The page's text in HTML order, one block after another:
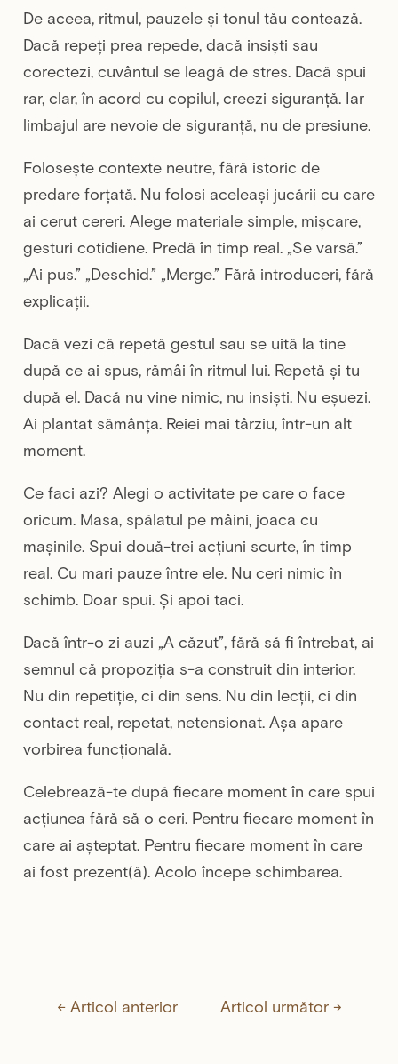
De aceea, ritmul, pauzele și tonul tău contează.
Dacă repeți prea repede, dacă insiști sau
corectezi, cuvântul se leagă de stres. Dacă spui
rar, clar, în acord cu copilul, creezi siguranță. Iar
limbajul are nevoie de siguranță, nu de presiune.
Folosește contexte neutre, fără istoric de
predare forțată. Nu folosi aceleași jucării cu care
ai cerut cereri. Alege materiale simple, mișcare,
gesturi cotidiene. Predă în timp real. „Se varsă.”
„Ai pus.” „Deschid.” „Merge.” Fără introduceri, fără
explicații.
Dacă vezi că repetă gestul sau se uită la tine
după ce ai spus, rămâi în ritmul lui. Repetă și tu
după el. Dacă nu vine nimic, nu insiști. Nu eșuezi.
Ai plantat sămânța. Reiei mai târziu, într-un alt
moment.
Ce faci azi? Alegi o activitate pe care o face
oricum. Masa, spălatul pe mâini, joaca cu
mașinile. Spui două-trei acțiuni scurte, în timp
real. Cu mari pauze între ele. Nu ceri nimic în
schimb. Doar spui. Și apoi taci.
Dacă într-o zi auzi „A căzut”, fără să fi întrebat, ai
semnul că propoziția s-a construit din interior.
Nu din repetiție, ci din sens. Nu din lecții, ci din
contact real, repetat, netensionat. Așa apare
vorbirea funcțională.
Celebrează-te după fiecare moment în care spui
acțiunea fără să o ceri. Pentru fiecare moment în
care ai așteptat. Pentru fiecare moment în care
ai fost prezent(ă). Acolo începe schimbarea.
← Articol anterior Articol următor →